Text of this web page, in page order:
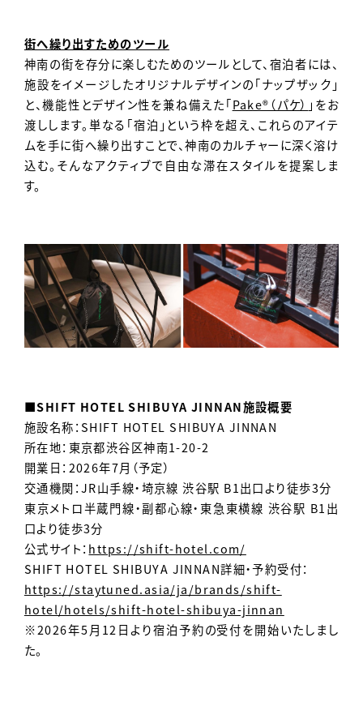
街へ繰り出すためのツール
神南の街を存分に楽しむためのツールとして、宿泊者には、
施設をイメージしたオリジナルデザインの「ナップザック」
と、機能性とデザイン性を兼ね備えた「Pake®︎（パケ） 」をお
渡しします。単なる「宿泊」という枠を超え、これらのアイテ
ムを手に街へ繰り出すことで、神南のカルチャーに深く溶け
込む。そんなアクティブで自由な滞在スタイルを提案しま
す。
■SHIFT HOTEL SHIBUYA JINNAN施設概要
施設名称：SHIFT HOTEL SHIBUYA JINNAN
所在地：東京都渋谷区神南1-20-2
開業日：2026年7月（予定）
交通機関：JR山手線・埼京線 渋谷駅 B1出口より徒歩3分
東京メトロ半蔵門線・副都心線・東急東横線 渋谷駅 B1出
口より徒歩3分
公式サイト： https://shift-hotel.com/
SHIFT HOTEL SHIBUYA JINNAN詳細・予約受付：
https://staytuned.asia/ja/brands/shift-
hotel/hotels/shift-hotel-shibuya-jinnan
※2026年5月12日より宿泊予約の受付を開始いたしまし
た。